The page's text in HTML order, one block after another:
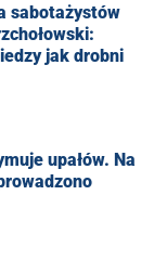
sabotażystów
jak drobni
upałów. Na